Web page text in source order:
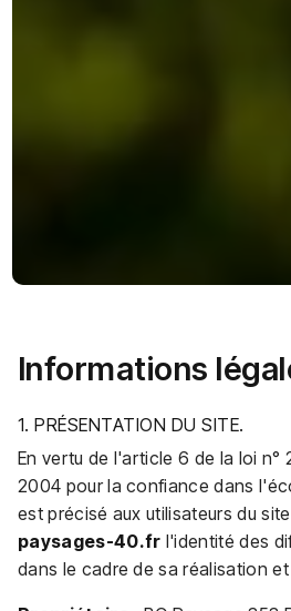
Informations
1. PRÉSENTATION DU SITE.
En vertu de l'article 6 de la loi n°
2004 pour la confiance dans
est précisé aux utilisateurs du site
paysages-40.fr l'identité des
dans le cadre de sa réalisation